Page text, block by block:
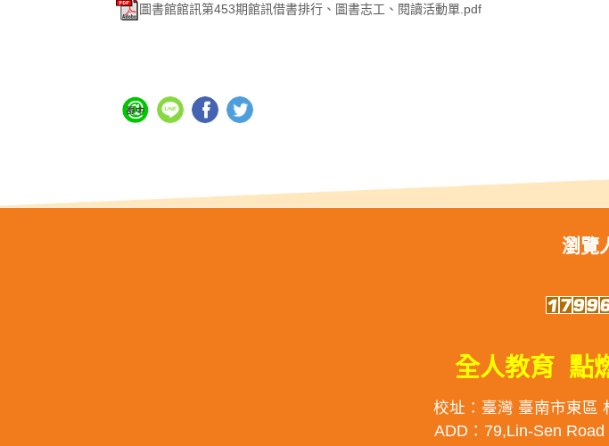
圖書館館訊第453期館訊借書排行、圖書志工、閱讀活動單.pdf
瀏覽
全人教育 點
校址：臺灣 臺南市東區
ADD：79,Lin-Sen Road